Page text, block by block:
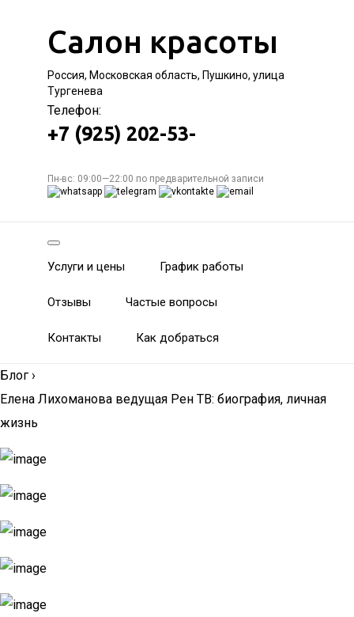
Салон красоты
Россия, Московская область, Пушкино, улица
Тургенева
Телефон:
+7 (925) 202-53-
Пн-вс: 09:00—22:00 по предварительной записи
Услуги и цены График работы
Отзывы Частые вопросы
Контакты Как добраться
Блог ›
Елена Лихоманова ведущая Рен ТВ: биография, личная
жизнь